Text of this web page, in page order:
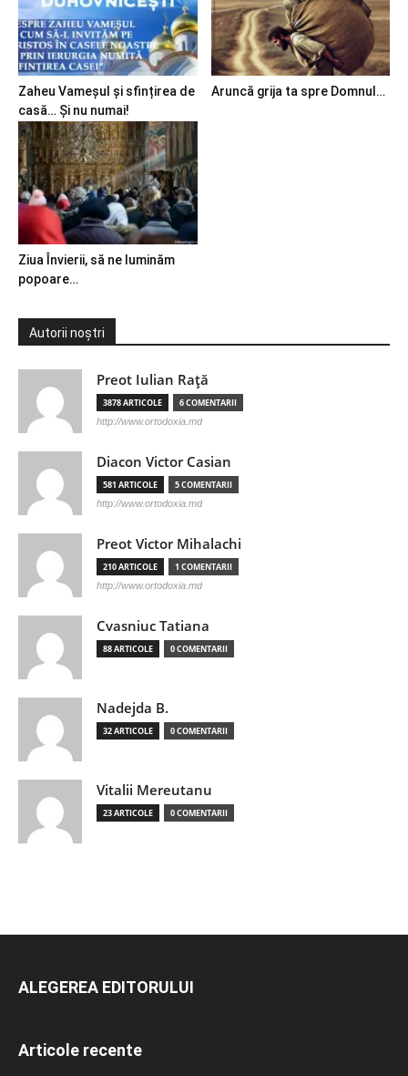
Zaheu Vameșul și sfințirea de
casă… Și nu numai!
Aruncă grija ta spre Domnul…
Ziua Învierii, să ne luminăm
popoare…
Autorii noștri
Preot Iulian Raţă
3878 ARTICOLE 6 COMENTARII
http://www.ortodoxia.md
Diacon Victor Casian
581 ARTICOLE 5 COMENTARII
http://www.ortodoxia.md
Preot Victor Mihalachi
210 ARTICOLE 1 COMENTARII
http://www.ortodoxia.md
Cvasniuc Tatiana
88 ARTICOLE 0 COMENTARII
Nadejda B.
32 ARTICOLE 0 COMENTARII
Vitalii Mereutanu
23 ARTICOLE 0 COMENTARII
ALEGEREA EDITORULUI
Articole recente